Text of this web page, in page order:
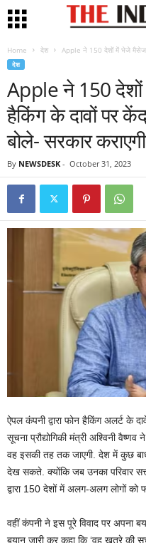
Home देश Apple ने 150 देशों में भेजे
देश
Apple ने 150
हैकिंग के दावों पर
बोले- सरकार
By NEWSDESK - October 31, 2023
ऐपल कंपनी द्वारा फोन हैकिंग अलर्ट के
सूचना प्रौद्योगिकी मंत्री अश्विनी
वह इसकी तह तक जाएगी. देश में कुछ
देख सकते. क्योंकि जब उनका परिवार
द्वारा 150 देशों में अलग-अलग लोगों को
वहीं कंपनी ने इस पूरे विवाद पर अपना
बयान जारी कर कहा कि ‘वह खतरे की